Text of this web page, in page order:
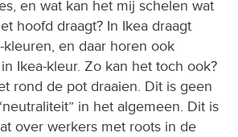
en wat kan het mij schelen wat
hoofd draagt? In Ikea draagt
en daar horen ook
Ikea-kleur. Zo kan het toch ook?
rond de pot draaien. Dit is geen
in het algemeen. Dit is
over werkers met roots in de